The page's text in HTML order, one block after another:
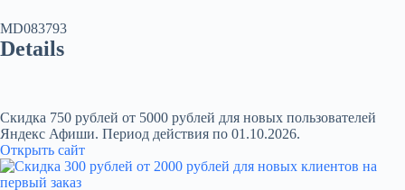
MD083793
Details
Скидка 750 рублей от 5000 рублей для новых пользователей
Яндекс Афиши. Период действия по 01.10.2026.
Открыть сайт